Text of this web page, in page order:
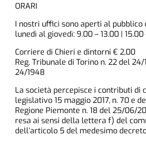
ORARI
I nostri uffici sono aperti al pubblico
lunedì al giovedì: 9.00 – 13.00 | 15.00
Corriere di Chieri e dintorni € 2,00
Reg. Tribunale di Torino n. 22 del
24/1948
La società percepisce i contributi di
legislativo 15 maggio 2017, n. 70 e
Regione Piemonte n. 18 del 25/06/
resa ai sensi della lettera f) del
dell’articolo 5 del medesimo